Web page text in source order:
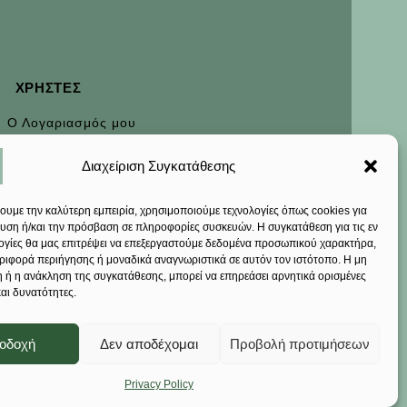
Διαχείριση Συγκατάθεσης
την καλύτερη εμπειρία, χρησιμοποιούμε τεχνολογίες όπως cookies για
ή/και την πρόσβαση σε πληροφορίες συσκευών. Η συγκατάθεση για τις εν
θα μας επιτρέψει να επεξεργαστούμε δεδομένα προσωπικού χαρακτήρα,
περιήγησης ή μοναδικά αναγνωριστικά σε αυτόν τον ιστότοπο. Η μη
η ανάκληση της συγκατάθεσης, μπορεί να επηρεάσει αρνητικά ορισμένες
δυνατότητες.
Δεν αποδέχομαι Προβολή προτιμήσεων
Privacy Policy
ΧΡΉΣΤΕΣ
Ο Λογαριασμός μου
Έξοδα Αποστολής
Επιστροφές